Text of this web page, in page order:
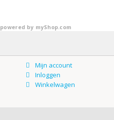
powered by myShop.com